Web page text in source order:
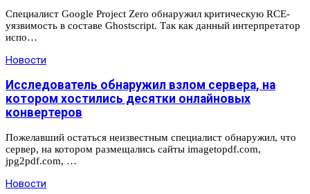
Специалист Google Project Zero обнаружил критическую RCE-
уязвимость в составе Ghostscript. Так как данный интерпретатор
испо…
Новости
Исследователь обнаружил взлом сервера, на
котором хостились десятки онлайновых
конвертеров
Пожелавший остаться неизвестным специалист обнаружил, что
сервер, на котором размещались сайты imagetopdf.com,
jpg2pdf.com, …
Новости